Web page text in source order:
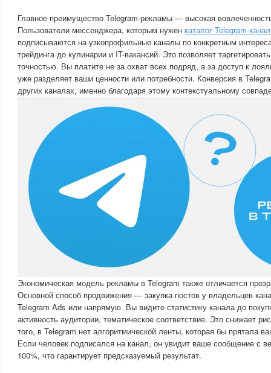
Главное преимущество Telegram-рекламы — высокая
Пользователи мессенджера, которым нужен каталог Telegram-
подписываются на узкопрофильные каналы по конкретным
трейдинга до кулинарии и IT-вакансий. Это позволяет
точностью. Вы платите не за охват всех подряд, а за доступ к
уже разделяет ваши ценности или потребности. Конверсия в
других каналах, именно благодаря этому контекстуальному
Экономическая модель рекламы в Telegram также отличается
Основной способ продвижения — закупка постов у владельцев
Telegram Ads или напрямую. Вы видите статистику канала до
активность аудитории, тематическое соответствие. Это снижает
того, в Telegram нет алгоритмической ленты, которая бы прятала
Если человек подписался на канал, он увидит ваше сообщение с
100%, что гарантирует предсказуемый результат.